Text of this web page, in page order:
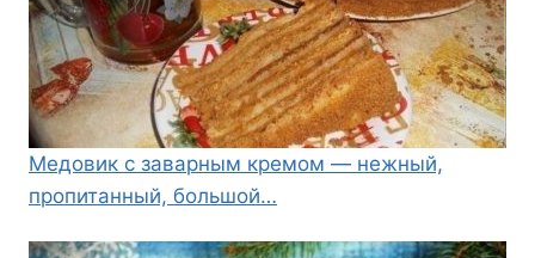
Медовик с заварным кремом — нежный,
пропитанный, большой…